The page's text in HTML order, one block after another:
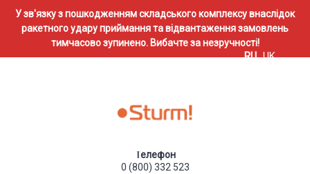
У зв'язку з пошкодженням складського комплексу внаслідок
ракетного удару приймання та відвантаження замовлень
тимчасово зупинено. Вибачте за незручності!
Телефон
0 (800) 332 523
RU UK